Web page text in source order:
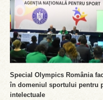
Special Olympics România
în domeniul sportului pentru
intelectuale